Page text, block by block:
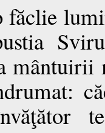
făclie
mântuirii